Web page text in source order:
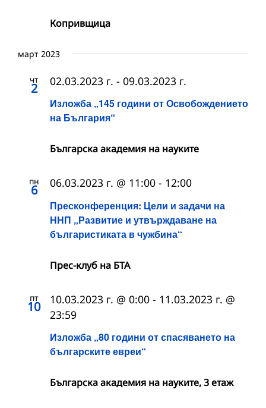
Копривщица
март 2023
чт
2
Изложба „145 години от Освобождението
на България“
02.03.2023 г. - 09.03.2023 г.
Българска академия на науките
пн
6
Пресконференция: Цели и задачи на
ННП „Развитие и утвърждаване на
българистиката в чужбина“
06.03.2023 г. @ 11:00 - 12:00
Прес-клуб на БТА
пт
10
Изложба „80 години от спасяването на
българските евреи“
10.03.2023 г. @ 0:00 - 11.03.2023 г. @
23:59
Българска академия на науките, 3 етаж